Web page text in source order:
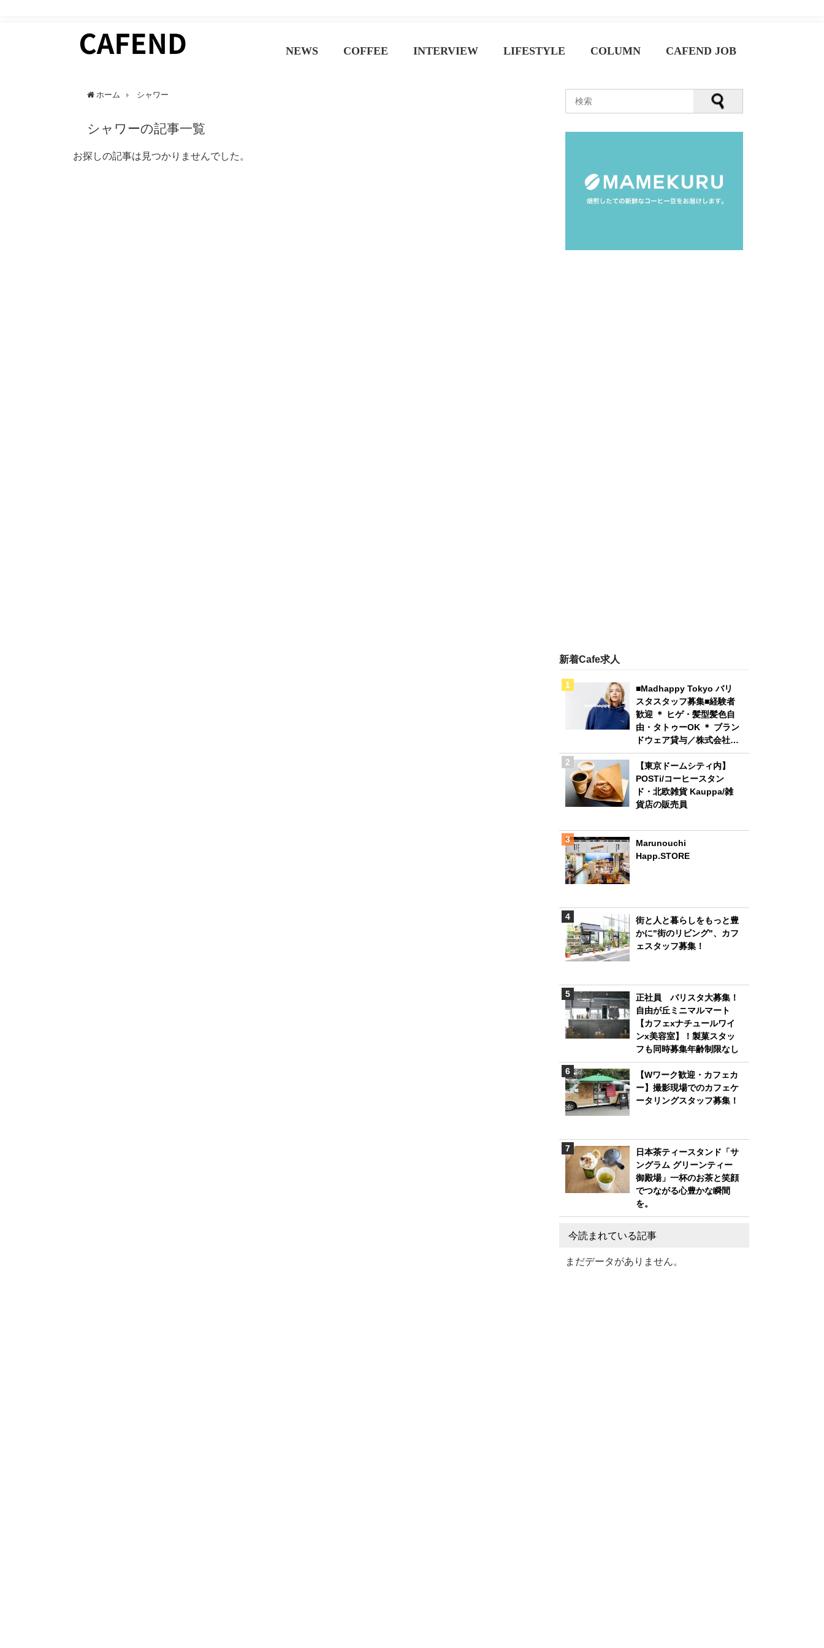
NEWS COFFEE INTERVIEW LIFESTYLE COLUMN CAFEND JOB
ホーム シャワー
シャワーの記事一覧
お探しの記事は見つかりませんでした。
新着Cafe求人
■Madhappy Tokyo バリ
スタスタッフ募集■経験者
歓迎 ＊ ヒゲ・髪型髪色自
由・タトゥーOK ＊ ブラン
ドウェア貸与／株式会社
Madhappy Japan
【東京ドームシティ内】
POSTi/コーヒースタン
ド・北欧雑貨 Kauppa/雑
貨店の販売員
Marunouchi
Happ.STORE
街と人と暮らしをもっと豊
かに"街のリビング"、カフ
ェスタッフ募集！
正社員 バリスタ大募集！
自由が丘ミニマルマート
【カフェxナチュールワイ
ンx美容室】！製菓スタッ
フも同時募集年齢制限なし
【Wワーク歓迎・カフェカ
ー】撮影現場でのカフェケ
ータリングスタッフ募集！
日本茶ティースタンド「サ
ングラム グリーンティー
御殿場」一杯のお茶と笑顔
でつながる心豊かな瞬間
を。
今読まれている記事
まだデータがありません。